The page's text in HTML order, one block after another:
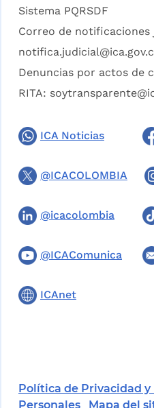
Sistema PQRSDF
Correo de notificaciones
Denuncias por actos de
RITA:
ICA Noticias
@ICACOLOMBIA
@icacolombia
@ICAComunica
ICAnet
Política de Privacidad
Personales
Mapa del